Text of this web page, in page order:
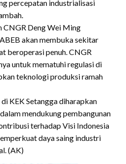
percepatan industrialisasi
CNGR Deng Wei Ming
akan membuka sekitar
beroperasi penuh. CNGR
untuk mematuhi regulasi di
teknologi produksi ramah
KEK Setangga diharapkan
mendukung pembangunan
terhadap Visi Indonesia
daya saing industri
(AK)